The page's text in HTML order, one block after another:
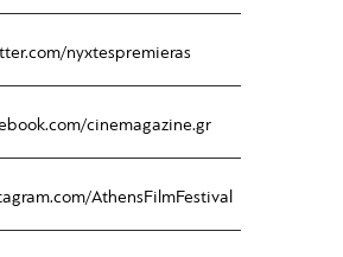
nyxtespremieras
cinemagazine.gr
AthensFilmFestival